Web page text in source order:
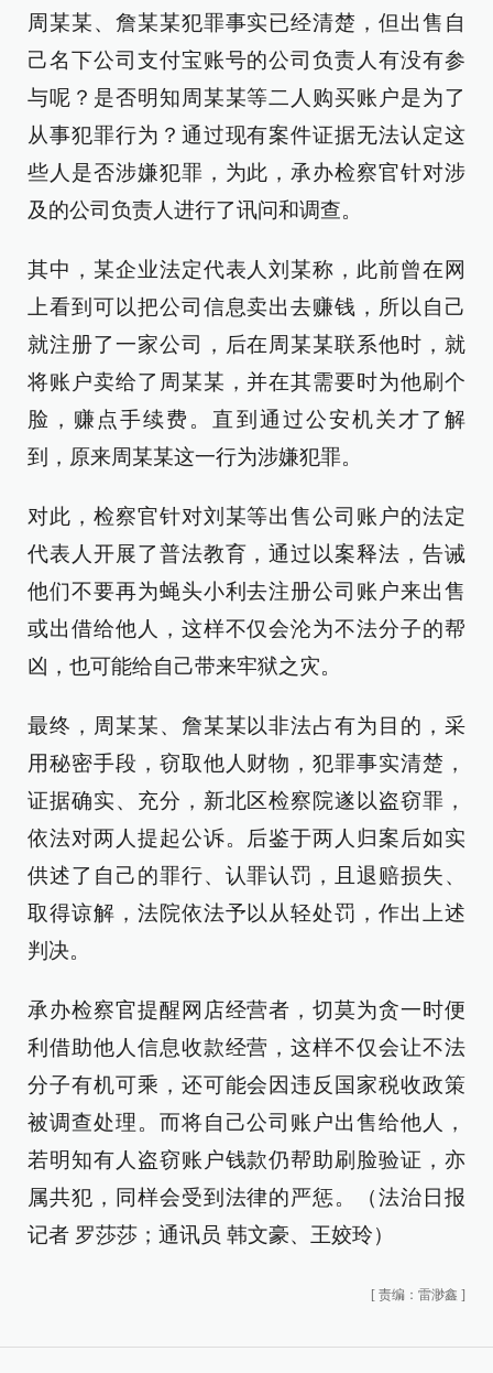
周某某、詹某某犯罪事实已经清楚，但出售自
己名下公司支付宝账号的公司负责人有没有参
与呢？是否明知周某某等二人购买账户是为了
从事犯罪行为？通过现有案件证据无法认定这
些人是否涉嫌犯罪，为此，承办检察官针对涉
及的公司负责人进行了讯问和调查。
其中，某企业法定代表人刘某称，此前曾在网
上看到可以把公司信息卖出去赚钱，所以自己
就注册了一家公司，后在周某某联系他时，就
将账户卖给了周某某，并在其需要时为他刷个
脸，赚点手续费。直到通过公安机关才了解
到，原来周某某这一行为涉嫌犯罪。
对此，检察官针对刘某等出售公司账户的法定
代表人开展了普法教育，通过以案释法，告诫
他们不要再为蝇头小利去注册公司账户来出售
或出借给他人，这样不仅会沦为不法分子的帮
凶，也可能给自己带来牢狱之灾。
最终，周某某、詹某某以非法占有为目的，采
用秘密手段，窃取他人财物，犯罪事实清楚，
证据确实、充分，新北区检察院遂以盗窃罪，
依法对两人提起公诉。后鉴于两人归案后如实
供述了自己的罪行、认罪认罚，且退赔损失、
取得谅解，法院依法予以从轻处罚，作出上述
判决。
承办检察官提醒网店经营者，切莫为贪一时便
利借助他人信息收款经营，这样不仅会让不法
分子有机可乘，还可能会因违反国家税收政策
被调查处理。而将自己公司账户出售给他人，
若明知有人盗窃账户钱款仍帮助刷脸验证，亦
属共犯，同样会受到法律的严惩。（法治日报
记者 罗莎莎；通讯员 韩文豪、王姣玲）
[ 责编：雷渺鑫 ]